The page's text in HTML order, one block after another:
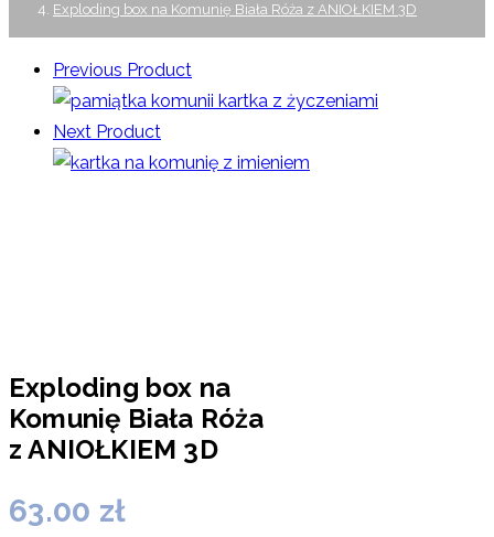
Exploding box na Komunię Biała Róża z ANIOŁKIEM 3D
Previous Product
Next Product
Exploding box na
Komunię Biała Róża
z ANIOŁKIEM 3D
63.00 zł